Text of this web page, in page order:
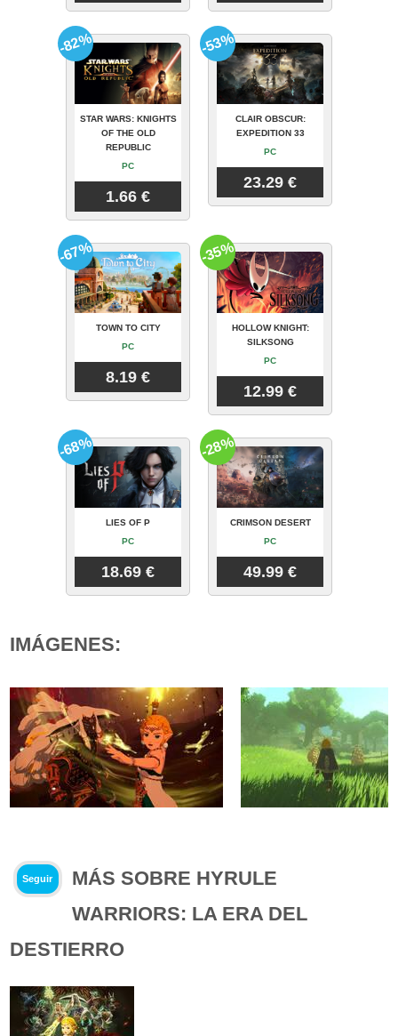
STAR WARS: KNIGHTS
OF THE OLD
REPUBLIC
PC
1.66 €
-82%
CLAIR OBSCUR:
EXPEDITION 33
PC
23.29 €
-53%
TOWN TO CITY
PC
8.19 €
-67%
HOLLOW KNIGHT:
SILKSONG
PC
12.99 €
-35%
LIES OF P
PC
18.69 €
-68%
CRIMSON DESERT
PC
49.99 €
-28%
IMÁGENES:
Seguir
MÁS SOBRE HYRULE
WARRIORS: LA ERA DEL
DESTIERRO